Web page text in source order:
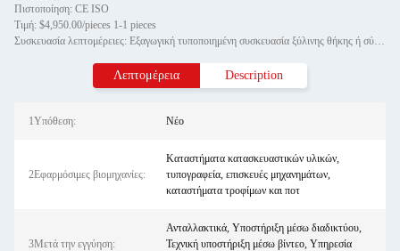
Πιστοποίηση: CE ISO
Τιμή: $4,950.00/pieces 1-1 pieces
Συσκευασία λεπτομέρειες: Εξαγωγική τυποποιημένη συσκευασία ξύλινης θήκης ή σύμφωνα με το αίτημα των πελατών.
Λεπτομέρεια Description
1Υπόθεση: Νέο
2Εφαρμόσιμες βιομηχανίες:
Καταστήματα κατασκευαστικών υλικών,
τυπογραφεία, επισκευές μηχανημάτων,
καταστήματα τροφίμων και ποτ
3Μετά την εγγύηση:
Ανταλλακτικά, Υποστήριξη μέσω διαδικτύου,
Τεχνική υποστήριξη μέσω βίντεο, Υπηρεσία